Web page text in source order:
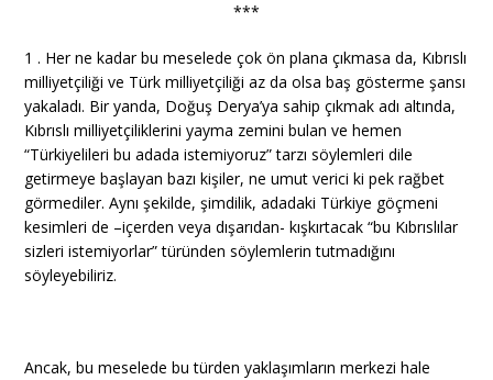
***
1 . Her ne kadar bu meselede çok ön plana çıkmasa da, Kıbrıslı
milliyetçiliği ve Türk milliyetçiliği az da olsa baş gösterme şansı
yakaladı. Bir yanda, Doğuş Derya’ya sahip çıkmak adı altında,
Kıbrıslı milliyetçiliklerini yayma zemini bulan ve hemen
“Türkiyelileri bu adada istemiyoruz” tarzı söylemleri dile
getirmeye başlayan bazı kişiler, ne umut verici ki pek rağbet
görmediler. Aynı şekilde, şimdilik, adadaki Türkiye göçmeni
kesimleri de –içerden veya dışarıdan- kışkırtacak “bu Kıbrıslılar
sizleri istemiyorlar” türünden söylemlerin tutmadığını
söyleyebiliriz.
Ancak, bu meselede bu türden yaklaşımların merkezi hale